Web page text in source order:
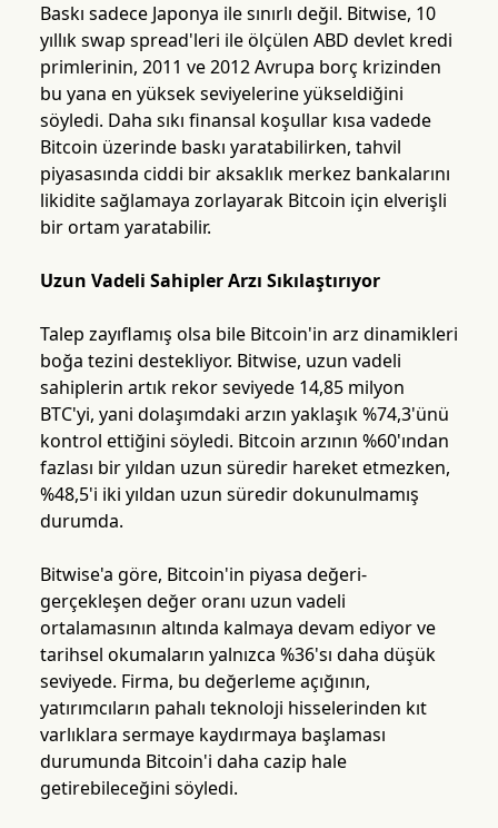
Baskı sadece Japonya ile sınırlı değil. Bitwise, 10
yıllık swap spread'leri ile ölçülen ABD devlet kredi
primlerinin, 2011 ve 2012 Avrupa borç krizinden
bu yana en yüksek seviyelerine yükseldiğini
söyledi. Daha sıkı finansal koşullar kısa vadede
Bitcoin üzerinde baskı yaratabilirken, tahvil
piyasasında ciddi bir aksaklık merkez bankalarını
likidite sağlamaya zorlayarak Bitcoin için elverişli
bir ortam yaratabilir.
Uzun Vadeli Sahipler Arzı Sıkılaştırıyor
Talep zayıflamış olsa bile Bitcoin'in arz dinamikleri
boğa tezini destekliyor. Bitwise, uzun vadeli
sahiplerin artık rekor seviyede 14,85 milyon
BTC'yi, yani dolaşımdaki arzın yaklaşık %74,3'ünü
kontrol ettiğini söyledi. Bitcoin arzının %60'ından
fazlası bir yıldan uzun süredir hareket etmezken,
%48,5'i iki yıldan uzun süredir dokunulmamış
durumda.
Bitwise'a göre, Bitcoin'in piyasa değeri-
gerçekleşen değer oranı uzun vadeli
ortalamasının altında kalmaya devam ediyor ve
tarihsel okumaların yalnızca %36'sı daha düşük
seviyede. Firma, bu değerleme açığının,
yatırımcıların pahalı teknoloji hisselerinden kıt
varlıklara sermaye kaydırmaya başlaması
durumunda Bitcoin'i daha cazip hale
getirebileceğini söyledi.